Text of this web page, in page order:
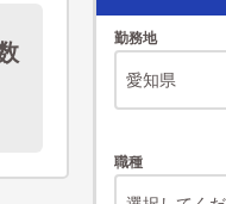
勤務地
職種